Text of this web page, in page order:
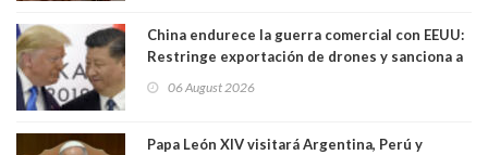
China endurece la guerra comercial con EEUU:
Restringe exportación de drones y sanciona a
06 August 2026
Papa León XIV visitará Argentina, Perú y